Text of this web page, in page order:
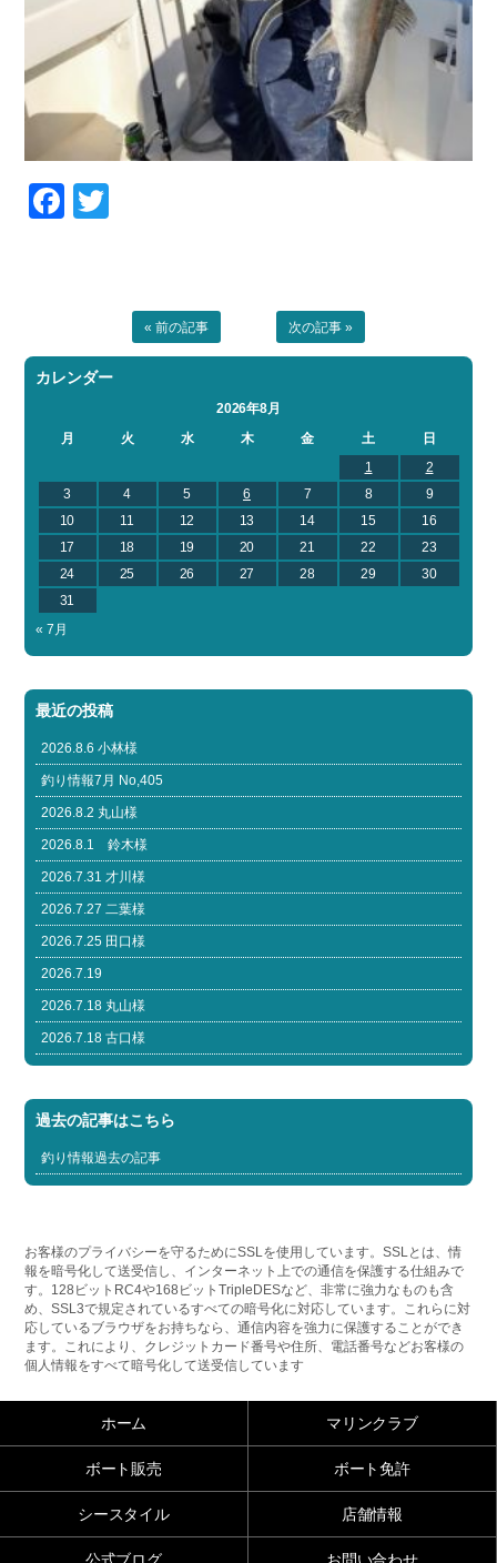
Facebook
« 前の記事 次の記事 »
カレンダー
2026年8月
月
火 水 木 金 土
日
1
2
3
4 5 6 7 8
9
10
11 12 13 14 15
16
17
18 19 20 21 22
23
24
25 26 27 28 29
30
31
« 7月
最近の投稿
2026.8.6 小林様
釣り情報7月 No,405
2026.8.2 丸山様
2026.8.1 鈴木様
2026.7.31 才川様
2026.7.27 二葉様
2026.7.25 田口様
2026.7.19
2026.7.18 丸山様
2026.7.18 古口様
過去の記事はこちら
釣り情報過去の記事
お客様のプライバシーを守るためにSSLを使用しています。SSLとは、情
報を暗号化して送受信し、インターネット上での通信を保護する仕組みで
す。128ビットRC4や168ビットTripleDESなど、非常に強力なものも含
め、SSL3で規定されているすべての暗号化に対応しています。これらに対
応しているブラウザをお持ちなら、通信内容を強力に保護することができ
ます。これにより、クレジットカード番号や住所、電話番号などお客様の
個人情報をすべて暗号化して送受信しています
ホーム マリンクラブ
ボート販売 ボート免許
シースタイル 店舗情報
公式ブログ お問い合わせ